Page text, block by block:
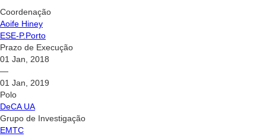
Coordenação
Aoife Hiney
ESE-P.Porto
Prazo de Execução
01 Jan, 2018
—
01 Jan, 2019
Polo
DeCA UA
Grupo de Investigação
EMTC